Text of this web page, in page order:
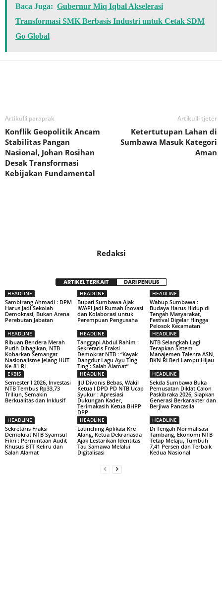
Baca Juga: Gubernur Miq Iqbal Akselerasi
Transformasi SMK Berbasis Industri untuk Cetak SDM
Go Global
Artikulli paraprak
Konflik Geopolitik Ancam
Stabilitas Pangan
Nasional, Johan Rosihan
Desak Transformasi
Kebijakan Fundamental
Artikulli tjetër
Ketertutupan Lahan di
Sumbawa Masuk Kategori
Aman
Redaksi
ARTIKEL TERKAIT DARI PENULIS
HEADLINE
Sambirang Ahmadi : DPM
Harus Jadi Sekolah
Demokrasi, Bukan Arena
Perebutan Jabatan
HEADLINE
Bupati Sumbawa Ajak
IWAPI Jadi Rumah Inovasi
dan Kolaborasi untuk
Perempuan Pengusaha
HEADLINE
Wabup Sumbawa :
Budaya Harus Hidup di
Tengah Masyarakat,
Festival Digelar Hingga
Pelosok Kecamatan
HEADLINE
Ribuan Bendera Merah
Putih Dibagikan, NTB
Kobarkan Semangat
Nasionalisme Jelang HUT
Ke-81 RI
HEADLINE
Tanggapi Abdul Rahim :
Sekretaris Fraksi
Demokrat NTB : “Kayak
Dangdut Lagu Ayu Ting
Ting : Salah Alamat”
HEADLINE
NTB Selangkah Lagi
Terapkan Sistem
Manajemen Talenta ASN,
BKN RI Beri Lampu Hijau
EKBIS
Semester I 2026, Investasi
NTB Tembus Rp33,73
Triliun, Semakin
Berkualitas dan Inklusif
HEADLINE
IJU Divonis Bebas, Wakil
Ketua I DPD PD NTB Ucap
Syukur : Apresiasi
Dukungan Kader,
Terimakasih Ketua BHPP
DPP
HEADLINE
Sekda Sumbawa Buka
Pemusatan Diklat Calon
Paskibraka 2026, Siapkan
Generasi Berkarakter dan
Berjiwa Pancasila
HEADLINE
Sekretaris Fraksi
Demokrat NTB Syamsul
Fikri : Permintaan Audit
Khusus BTT Keliru dan
Salah Alamat
HEADLINE
Launching Aplikasi Kre
Alang, Ketua Dekranasda
Ajak Lestarikan Identitas
Tau Samawa Melalui
Digitalisasi
HEADLINE
Di Tengah Normalisasi
Tambang, Ekonomi NTB
Tetap Melaju, Tumbuh
7,41 Persen dan Terbaik
Kedua Nasional